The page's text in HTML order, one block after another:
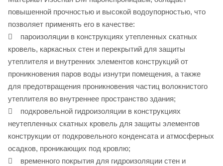
повышенной прочностью и высокой водоупорностью, что
позволяет применять его в качестве:
 пароизоляции в конструкциях утепленных скатных
кровель, каркасных стен и перекрытий для защиты
утеплителя и внутренних элементов конструкций от
проникновения паров воды изнутри помещения, а также
для предотвращения проникновения частиц волокнистого
утеплителя во внутреннее пространство здания;
 подкровельной гидроизоляции в конструкциях
неутепленных скатных кровель для защиты элементов
конструкции от подкровельного конденсата и атмосферных
осадков, проникающих под кровлю;
 временного покрытия для гидроизоляции стен и